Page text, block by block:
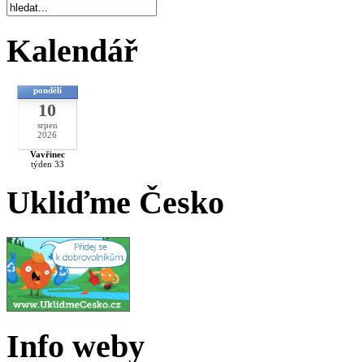
Kalendář
pondělí
10
srpen
2026
Vavřinec
týden 33
Ukliďme Česko
Info weby